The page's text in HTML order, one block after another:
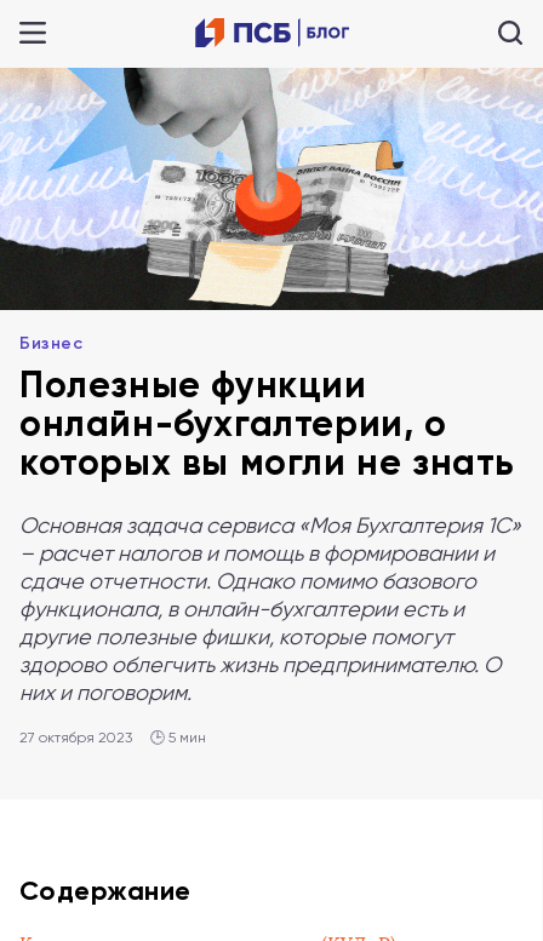
Бизнес
Полезные функции
онлайн-бухгалтерии, о
которых вы могли не знать
Основная задача сервиса «Моя Бухгалтерия 1С»
– расчет налогов и помощь в формировании и
сдаче отчетности. Однако помимо базового
функционала, в онлайн-бухгалтерии есть и
другие полезные фишки, которые помогут
здорово облегчить жизнь предпринимателю. О
них и поговорим.
27 октября 2023 🕒 5 мин
Содержание